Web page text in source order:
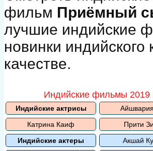
фильм Приёмный
лучшие индийские
новинки
качестве.
Индийские фильмы 2019
Индийские актрисы
Катрина Каиф
Прити
Индийские актеры
Акшай